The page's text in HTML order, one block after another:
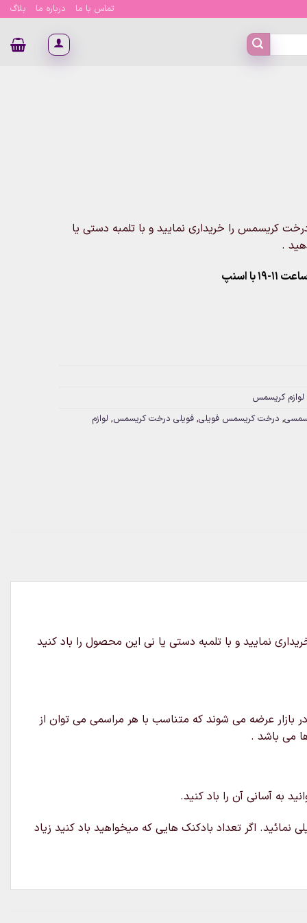
تماس با ما درباره ما بلاگ
استند درخت کریسمس را خریداری نمایید و با تلمبه دستی یا
.
با اسنپ
لوازم کریسمس
, درخت کریسمس فویلی, فویلی درخت کریسمس, لوازم
استند درخت کریسمس را خریداری نمایید و با تلمبه دستی یا نی این محصول را باد کنید
بازار عرضه می شوند که متناسب با هر مراسمی می توان از
می باشد .
به آسانی آن را باد کنید.
نمائید. اگر تعداد بادکنک هایی که میخواهید باد کنید زیاد